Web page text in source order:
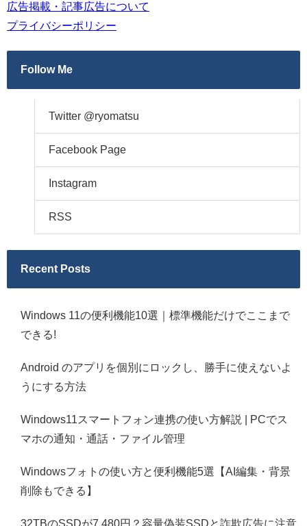
広告掲載・記事広告について
プライバシーポリシー
Follow Me
Twitter @ryomatsu
Facebook Page
Instagram
RSS
Recent Posts
Windows 11の便利機能10選｜標準機能だけでここまで
できる!
Android のアプリを個別にロックし、勝手に使えないよ
うにする方法
Windows11スマートフォン連携の使い方解説 | PCでス
マホの通知・通話・ファイル管理
Windowsフォトの使い方と便利機能5選【AI編集・背景
削除もできる】
32TBのSSDが7,480円？容量偽装SSDと詐欺広告に注意